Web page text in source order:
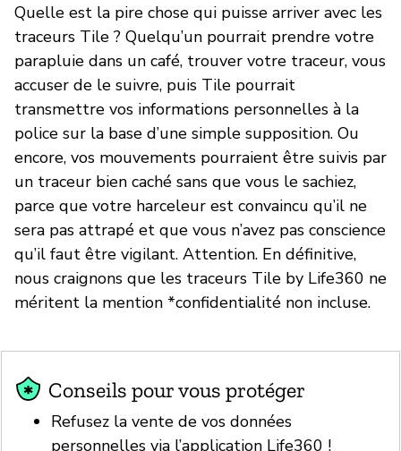
Quelle est la pire chose qui puisse arriver avec les
traceurs Tile ? Quelqu’un pourrait prendre votre
parapluie dans un café, trouver votre traceur, vous
accuser de le suivre, puis Tile pourrait
transmettre vos informations personnelles à la
police sur la base d’une simple supposition. Ou
encore, vos mouvements pourraient être suivis par
un traceur bien caché sans que vous le sachiez,
parce que votre harceleur est convaincu qu’il ne
sera pas attrapé et que vous n’avez pas conscience
qu’il faut être vigilant. Attention. En définitive,
nous craignons que les traceurs Tile by Life360 ne
méritent la mention *confidentialité non incluse.
Conseils pour vous protéger
Refusez la vente de vos données
personnelles via l’application Life360 !